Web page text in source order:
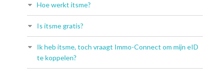
Hoe werkt itsme?
Is itsme gratis?
Ik heb itsme, toch vraagt Immo-Connect om mijn eID
te koppelen?